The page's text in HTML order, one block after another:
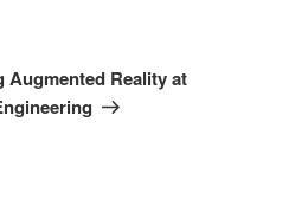
Reality at